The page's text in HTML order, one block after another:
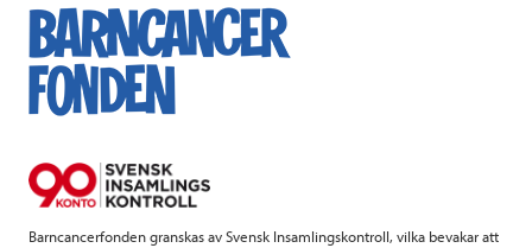
e
b
k
t
t
k
e
Barncancerfonden granskas av Svensk Insamlingskontroll, vilka bevakar att